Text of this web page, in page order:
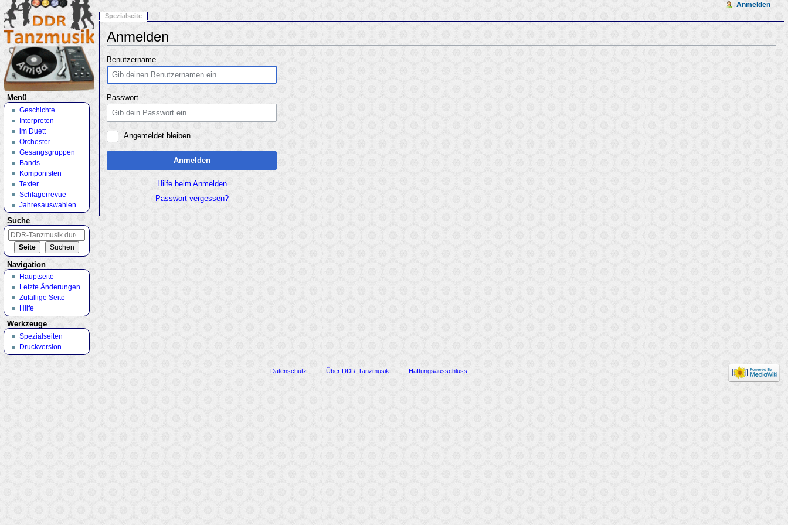
Anmelden
Benutzername
Passwort
Angemeldet bleiben
Anmelden
Hilfe beim Anmelden
Passwort vergessen?
Spezialseite
Anmelden
Menü
Geschichte
Interpreten
im Duett
Orchester
Gesangsgruppen
Bands
Komponisten
Texter
Schlagerrevue
Jahresauswahlen
Suche
Navigation
Hauptseite
Letzte Änderungen
Zufällige Seite
Hilfe
Werkzeuge
Spezialseiten
Druckversion
Datenschutz Über DDR-Tanzmusik Haftungsausschluss